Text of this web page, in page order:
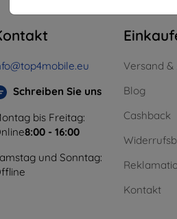
Schreiben Sie uns
bis Freitag:
8:00 - 16:00
und Sonntag:
Versand
Blog
Cashback
Kontakt